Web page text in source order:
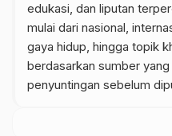
edukasi, dan liputan
mulai dari nasional,
gaya hidup, hingga topik
berdasarkan sumber
penyuntingan sebelum